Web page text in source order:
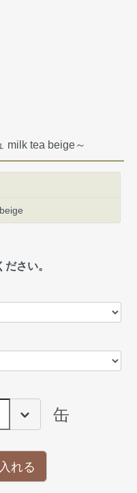
milk tea beige～
さい。
缶
れる